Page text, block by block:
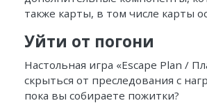
также карты, в том числе карты
Уйти от погони
Настольная игра «Escape Plan /
скрыться от преследования с
пока вы собираете пожитки?